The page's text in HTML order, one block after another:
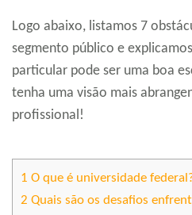
Logo abaixo, listamos 7
segmento público e
particular pode ser uma boa
tenha uma visão mais
profissional!
1 O que é universidade
2 Quais são os desafios